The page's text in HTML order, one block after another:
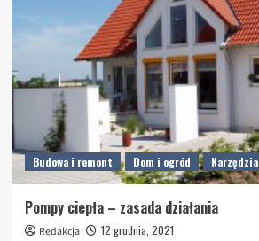
Budowa i remont Dom i ogród Narzędzia
Pompy ciepła – zasada działania
Redakcja
12 grudnia, 2021